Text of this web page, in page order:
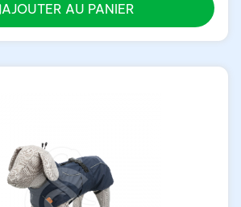
AJOUTER AU PANIER